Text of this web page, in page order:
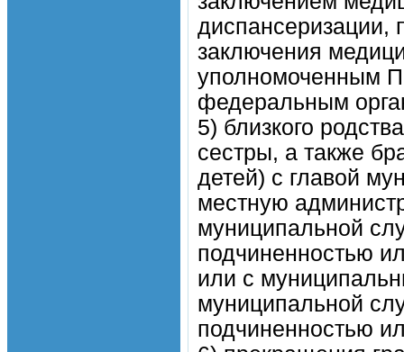
диспансеризации,
заключения
уполномоченным
федеральным
5) близкого
сестры, а также
детей) с главой
местную
муниципальной
подчиненностью
или с
муниципальной
подчиненностью